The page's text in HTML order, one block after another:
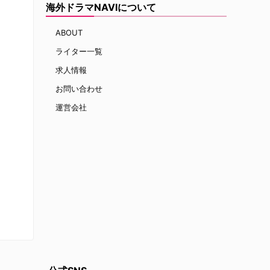
海外ドラマNAVIについて
ABOUT
ライター一覧
求人情報
お問い合わせ
運営会社